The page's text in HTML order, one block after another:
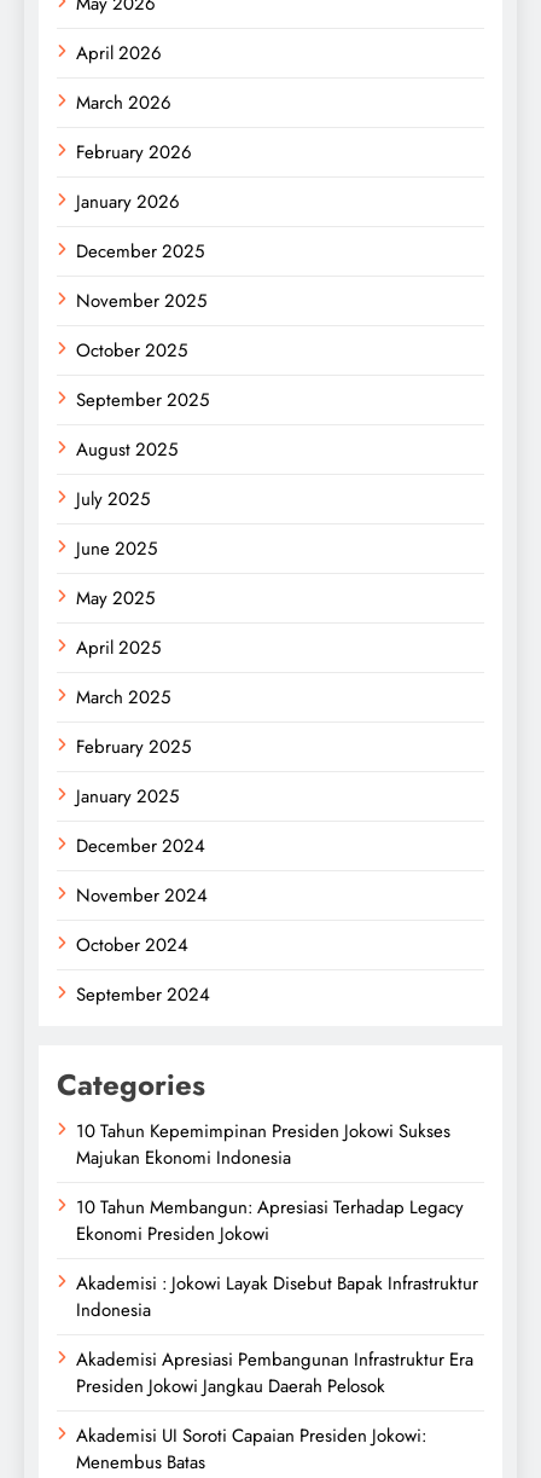
April 2026
March 2026
February 2026
January 2026
December 2025
November 2025
October 2025
September 2025
August 2025
July 2025
June 2025
May 2025
April 2025
March 2025
February 2025
January 2025
December 2024
November 2024
October 2024
September 2024
Categories
10 Tahun Kepemimpinan Presiden Jokowi Sukses
Majukan Ekonomi Indonesia
10 Tahun Membangun: Apresiasi Terhadap Legacy
Ekonomi Presiden Jokowi
Akademisi : Jokowi Layak Disebut Bapak Infrastruktur
Indonesia
Akademisi Apresiasi Pembangunan Infrastruktur Era
Presiden Jokowi Jangkau Daerah Pelosok
Akademisi UI Soroti Capaian Presiden Jokowi:
Menembus Batas